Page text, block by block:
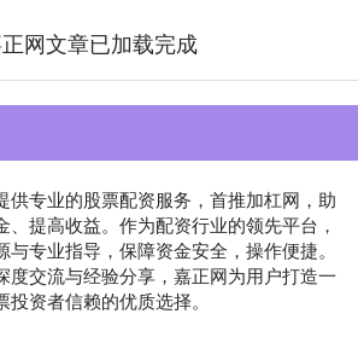
网文章已加载完成
供专业的股票配资服务，首推加杠网，助
、提高收益。作为配资行业的领先平台，
专业指导，保障资金安全，操作便捷。
度交流与经验分享，嘉正网为用户打造一
资者信赖的优质选择。